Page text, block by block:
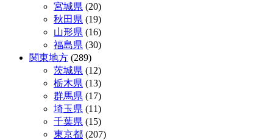
宮城県 (20)
秋田県 (19)
山形県 (16)
福島県 (30)
関東地方 (289)
茨城県 (12)
栃木県 (13)
群馬県 (17)
埼玉県 (11)
千葉県 (15)
東京都 (207)